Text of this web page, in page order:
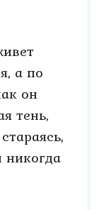
а по
он
тень,
никогда